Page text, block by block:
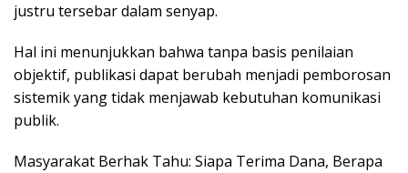
justru tersebar dalam senyap.
Hal ini menunjukkan bahwa tanpa basis penilaian
objektif, publikasi dapat berubah menjadi pemborosan
sistemik yang tidak menjawab kebutuhan komunikasi
publik.
Masyarakat Berhak Tahu: Siapa Terima Dana, Berapa